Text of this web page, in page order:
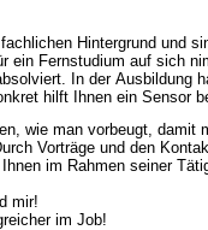
Hintergrund und
ein Fernstudium auf sich
In der Ausbildung
hilft Ihnen ein Sensor
wie man vorbeugt, damit
er Ihnen weiterhelfen! Folgende
im Rahmen seiner
mir!
im Job!